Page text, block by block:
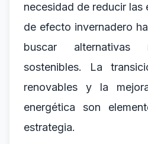
necesidad de reducir las
de efecto invernadero
buscar
sostenibles. La
renovables y la
energética son
estrategia.